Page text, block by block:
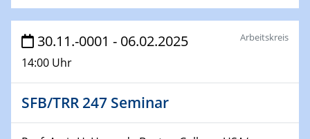
30.01.2025
WIN & CENIDE Seminar Series on 2D-
MATURE
30.01.2025
Talk Prof. Erwin Reisner
30.11.-0001 - 06.02.2025
14:00 Uhr
Arbeitskreis
SFB/TRR 247 Seminar